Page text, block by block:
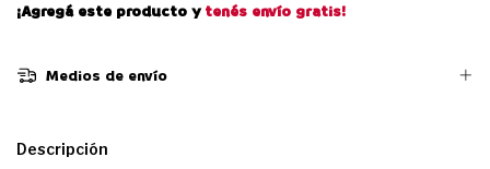
¡Agregá este producto ytenés envío gratis!
Medios de envío
Descripción